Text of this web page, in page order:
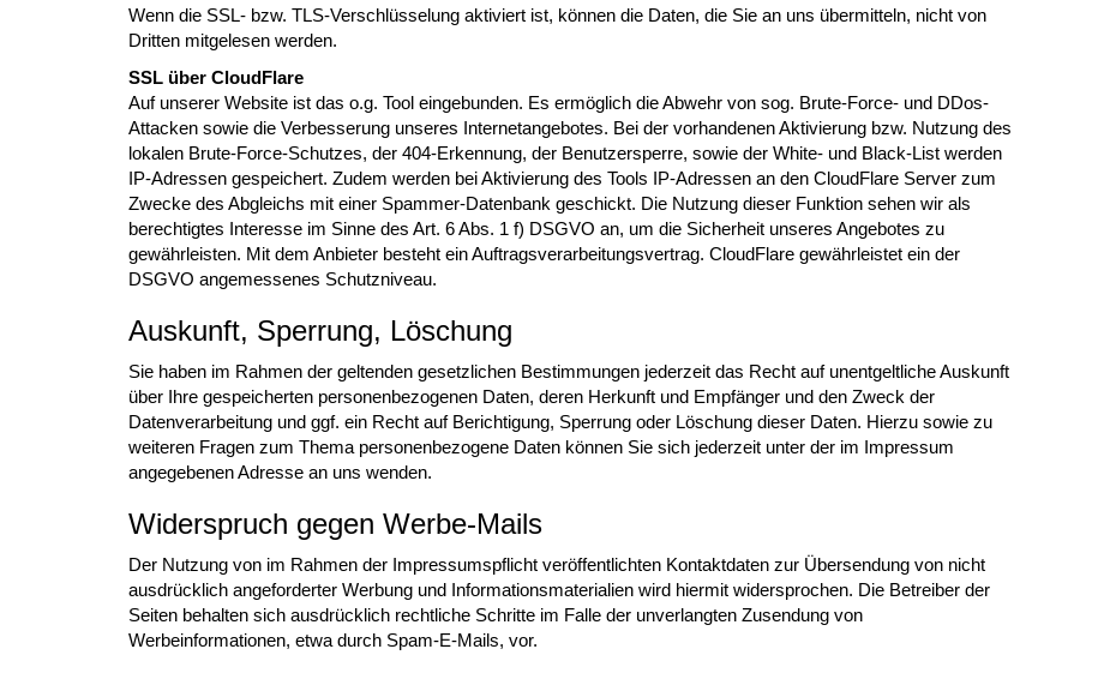
Wenn die SSL- bzw. TLS-Verschlüsselung aktiviert ist, können die Daten, die Sie an uns übermitteln, nicht von
Dritten mitgelesen werden.
SSL über CloudFlare
Auf unserer Website ist das o.g. Tool eingebunden. Es ermöglich die Abwehr von sog. Brute-Force- und DDos-
Attacken sowie die Verbesserung unseres Internetangebotes. Bei der vorhandenen Aktivierung bzw. Nutzung des
lokalen Brute-Force-Schutzes, der 404-Erkennung, der Benutzersperre, sowie der White- und Black-List werden
IP-Adressen gespeichert. Zudem werden bei Aktivierung des Tools IP-Adressen an den CloudFlare Server zum
Zwecke des Abgleichs mit einer Spammer-Datenbank geschickt. Die Nutzung dieser Funktion sehen wir als
berechtigtes Interesse im Sinne des Art. 6 Abs. 1 f) DSGVO an, um die Sicherheit unseres Angebotes zu
gewährleisten. Mit dem Anbieter besteht ein Auftragsverarbeitungsvertrag. CloudFlare gewährleistet ein der
DSGVO angemessenes Schutzniveau.
Auskunft, Sperrung, Löschung
Sie haben im Rahmen der geltenden gesetzlichen Bestimmungen jederzeit das Recht auf unentgeltliche Auskunft
über Ihre gespeicherten personenbezogenen Daten, deren Herkunft und Empfänger und den Zweck der
Datenverarbeitung und ggf. ein Recht auf Berichtigung, Sperrung oder Löschung dieser Daten. Hierzu sowie zu
weiteren Fragen zum Thema personenbezogene Daten können Sie sich jederzeit unter der im Impressum
angegebenen Adresse an uns wenden.
Widerspruch gegen Werbe-Mails
Der Nutzung von im Rahmen der Impressumspflicht veröffentlichten Kontaktdaten zur Übersendung von nicht
ausdrücklich angeforderter Werbung und Informationsmaterialien wird hiermit widersprochen. Die Betreiber der
Seiten behalten sich ausdrücklich rechtliche Schritte im Falle der unverlangten Zusendung von
Werbeinformationen, etwa durch Spam-E-Mails, vor.